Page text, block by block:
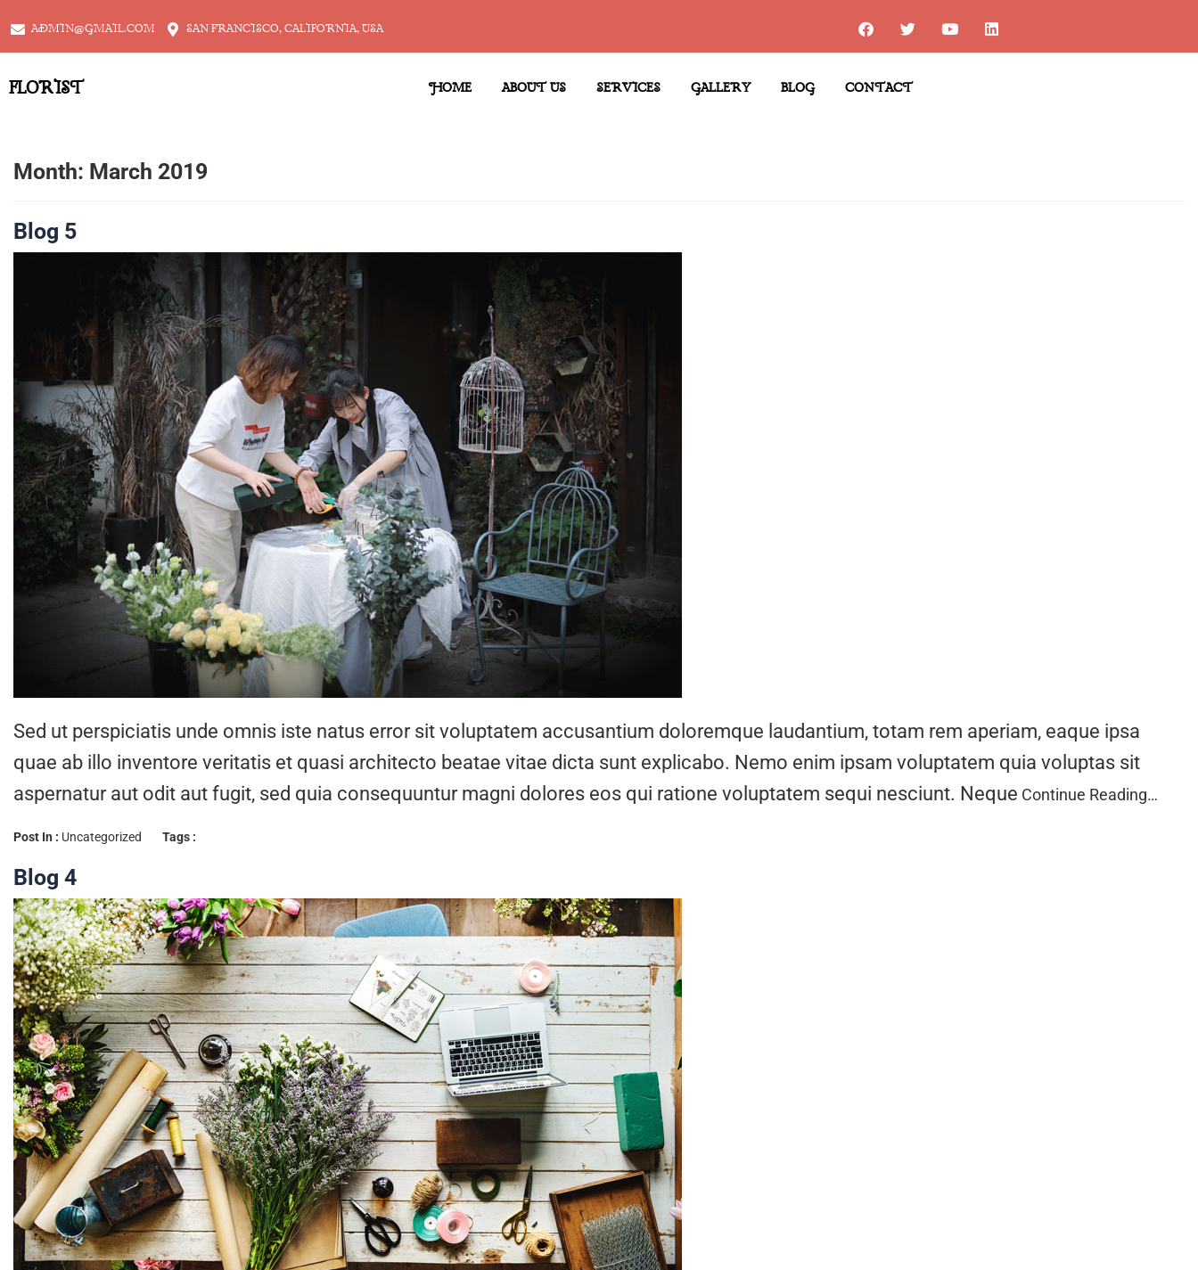
ADMIN@GMAIL.COM SAN FRANCISCO, CALIFORNIA, USA
FLORIST HOME ABOUT US SERVICES GALLERY BLOG CONTACT
Month: March 2019
Blog 5
Sed ut perspiciatis unde omnis iste natus error sit voluptatem accusantium doloremque laudantium, totam rem aperiam, eaque ipsa
quae ab illo inventore veritatis et quasi architecto beatae vitae dicta sunt explicabo. Nemo enim ipsam voluptatem quia voluptas sit
aspernatur aut odit aut fugit, sed quia consequuntur magni dolores eos qui ratione voluptatem sequi nesciunt. Neque Continue Reading…
Post In : Uncategorized Tags :
Blog 4